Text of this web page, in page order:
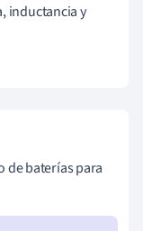
inductancia y
de baterías para